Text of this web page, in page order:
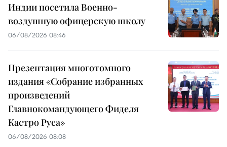
Индии посетила Военно-
воздушную офицерскую школу
06/08/2026 08:46
Презентация многотомного
издания «Собрание избранных
произведений
Главнокомандующего Фиделя
Кастро Руса»
06/08/2026 08:08